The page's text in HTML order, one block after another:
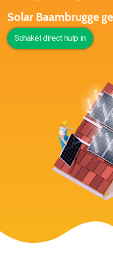
Solar Baambrugge
Schakel direct hulp in